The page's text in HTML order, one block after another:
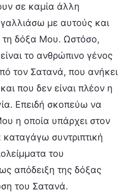
σε καμία άλλη
με αυτούς και
δόξα Μου. Ωστόσο,
το ανθρώπινο γένος
τον Σατανά, που ανήκει
που δεν είναι πλέον η
Επειδή σκοπεύω να
η οποία υπάρχει στον
συντριπτική
του
απόδειξη της δόξας
του Σατανά.